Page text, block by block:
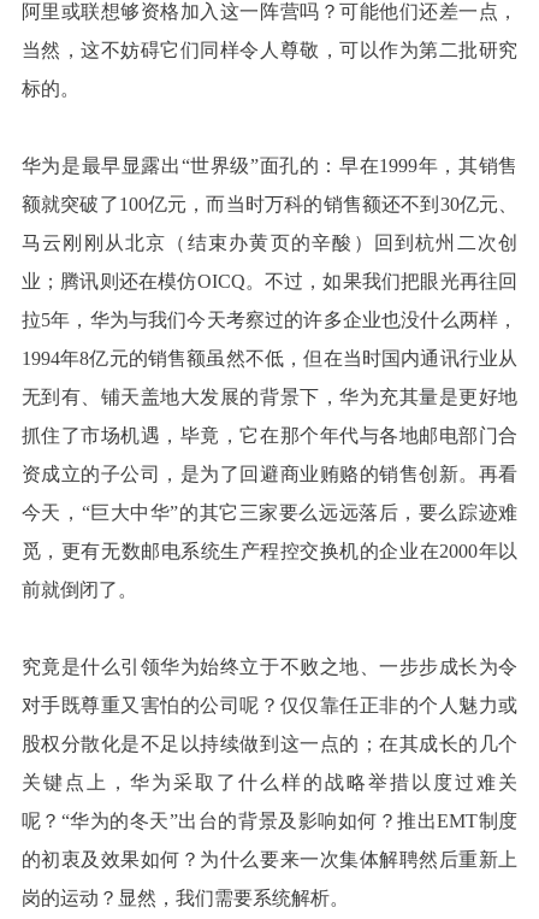
阿里或联想够资格加入这一阵营吗？可能他们还差一点，
当然，这不妨碍它们同样令人尊敬，可以作为第二批研究
标的。
华为是最早显露出“世界级”面孔的：早在1999年，其销售
额就突破了100亿元，而当时万科的销售额还不到30亿元、
马云刚刚从北京（结束办黄页的辛酸）回到杭州二次创
业；腾讯则还在模仿OICQ。不过，如果我们把眼光再往回
拉5年，华为与我们今天考察过的许多企业也没什么两样，
1994年8亿元的销售额虽然不低，但在当时国内通讯行业从
无到有、铺天盖地大发展的背景下，华为充其量是更好地
抓住了市场机遇，毕竟，它在那个年代与各地邮电部门合
资成立的子公司，是为了回避商业贿赂的销售创新。再看
今天，“巨大中华”的其它三家要么远远落后，要么踪迹难
觅，更有无数邮电系统生产程控交换机的企业在2000年以
前就倒闭了。
究竟是什么引领华为始终立于不败之地、一步步成长为令
对手既尊重又害怕的公司呢？仅仅靠任正非的个人魅力或
股权分散化是不足以持续做到这一点的；在其成长的几个
关键点上，华为采取了什么样的战略举措以度过难关
呢？“华为的冬天”出台的背景及影响如何？推出EMT制度
的初衷及效果如何？为什么要来一次集体解聘然后重新上
岗的运动？显然，我们需要系统解析。